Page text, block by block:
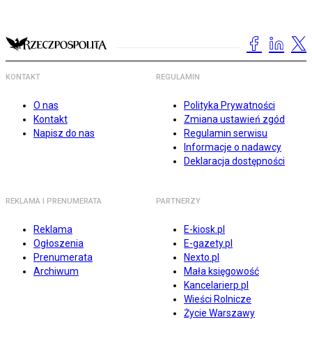
KONTAKT
O nas
Kontakt
Napisz do nas
REGULAMIN
Polityka Prywatności
Zmiana ustawień zgód
Regulamin serwisu
Informacje o nadawcy
Deklaracja dostępności
REKLAMA I PRENUMERATA
Reklama
Ogłoszenia
Prenumerata
Archiwum
PARTNERZY
E-kiosk.pl
E-gazety.pl
Nexto.pl
Mała księgowość
Kancelarierp.pl
Wieści Rolnicze
Życie Warszawy